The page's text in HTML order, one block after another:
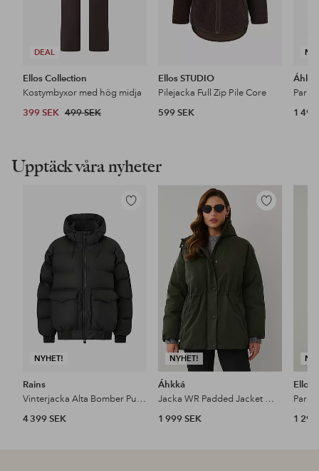
DEAL
Ellos Collection
Kostymbyxor med hög midja
399 SEK 499 SEK
Ellos STUDIO
Pilejacka Full Zip Pile Core
599 SEK
1 499
Upptäck våra nyheter
NYHET!
Lägg
favoriter
Rains
Vinterjacka Alta Bomber Puffer Jacket W3t3
4 399 SEK
NYHET!
Lägg
Áhkká
Jacka WR Padded Jacket W Adjustabel
1 999 SEK
Ellos
1 299